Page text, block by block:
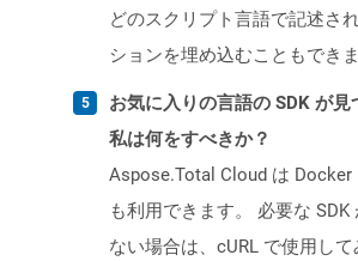
どのスクリプト言語で記述さ
ションを埋め込むこともできま
お気に入りの言語の SDK が見
私は何をすべきか？
Aspose.Total Cloud は Docker
も利用できます。 必要な SDK
ない場合は、cURL で使用して